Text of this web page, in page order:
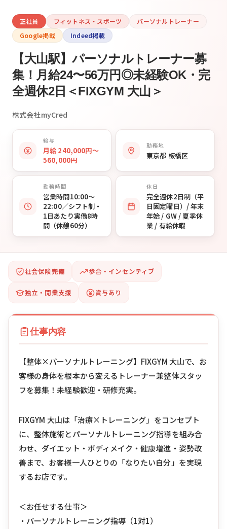
正社員 フィットネス・スポーツ
パーソナルトレーナー
Google掲載
Indeed掲載
【大山駅】パーソナルトレーナー募
集！月給24〜56万円◎未経験OK・完
全週休2日＜FIXGYM 大山＞
株式会社myCred
給与
月給 240,000円〜
560,000円
勤務地
東京都 板橋区
勤務時間
営業時間10:00〜
22:00／シフト制・
1日あたり実働8時
間（休憩60分）
休日
完全週休2日制（平
日固定曜日）/ 年末
年始 / GW / 夏季休
業 / 有給休暇
社会保険完備 歩合・インセンティブ
独立・開業支援 賞与あり
仕事内容
【整体×パーソナルトレーニング】FIXGYM 大山で、お
客様の身体を根本から変えるトレーナー兼整体スタッ
フを募集！未経験歓迎・研修充実。
FIXGYM 大山は「治療×トレーニング」をコンセプト
に、整体施術とパーソナルトレーニング指導を組み合
わせ、ダイエット・ボディメイク・健康増進・姿勢改
善まで、お客様一人ひとりの「なりたい自分」を実現
するお店です。
＜お任せする仕事＞
・パーソナルトレーニング指導（1対1）